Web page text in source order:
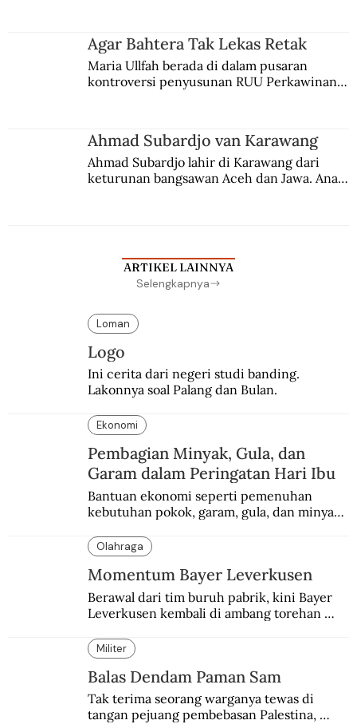
Agar Bahtera Tak Lekas Retak
Maria Ullfah berada di dalam pusaran
kontroversi penyusunan RUU Perkawinan.
Ahmad Subardjo van Karawang
Ahmad Subardjo lahir di Karawang dari
keturunan bangsawan Aceh dan Jawa. Anak
ARTIKEL LAINNYA
Selengkapnya
Loman
Logo
Ini cerita dari negeri studi banding.
Lakonnya soal Palang dan Bulan.
Ekonomi
Pembagian Minyak, Gula, dan
Garam dalam Peringatan Hari Ibu
Bantuan ekonomi seperti pemenuhan
kebutuhan pokok, garam, gula, dan minyak
peringatan Hari Ibu.
Olahraga
Momentum Bayer Leverkusen
Berawal dari tim buruh pabrik, kini Bayer
Leverkusen kembali di ambang torehan
“Neverkusen”.
Militer
Balas Dendam Paman Sam
Tak terima seorang warganya tewas di
tangan pejuang pembebasan Palestina,